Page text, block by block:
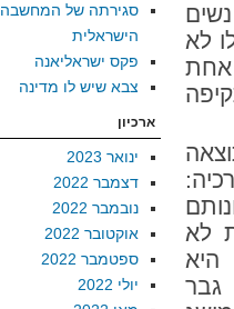
לא
אחת
לא
היא
גבר
סגירתה של המחשבה
הישראלית
פקס ישראליאנה
צבא שיש לו מדינה
ארכיון
ינואר 2023
דצמבר 2022
נובמבר 2022
אוקטובר 2022
ספטמבר 2022
יולי 2022